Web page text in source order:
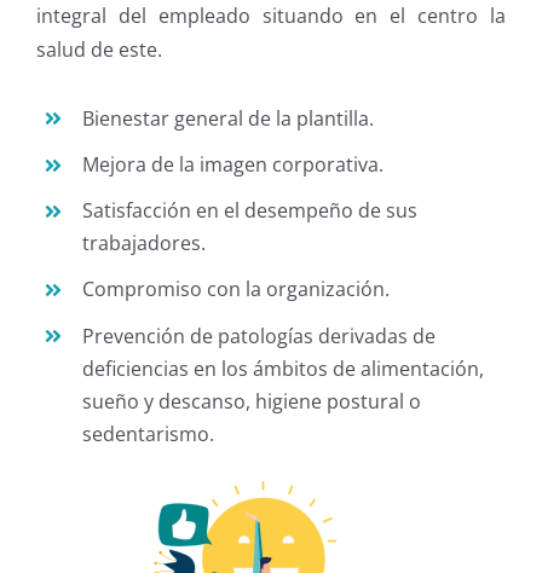
integral del empleado situando en el centro la
salud de este.
Bienestar general de la plantilla.
Mejora de la imagen corporativa.
Satisfacción en el desempeño de sus
trabajadores.
Compromiso con la organización.
Prevención de patologías derivadas de
deficiencias en los ámbitos de alimentación,
sueño y descanso, higiene postural o
sedentarismo.